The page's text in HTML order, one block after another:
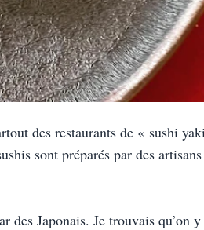
des restaurants de « sushi
sont préparés par des
des Japonais. Je trouvais qu’on